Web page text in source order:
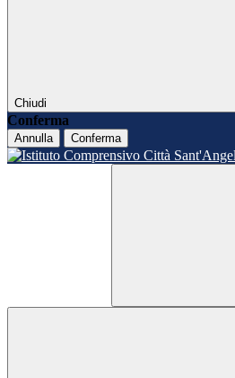
Chiudi
Conferma
Annulla Conferma